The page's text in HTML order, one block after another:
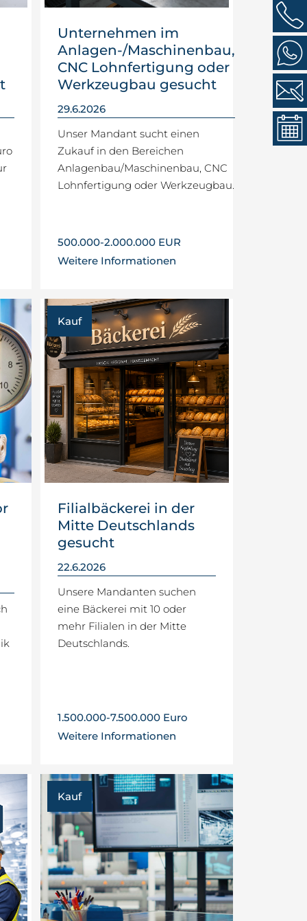
Unternehmen im
Anlagen-/Maschinenbau,
CNC Lohnfertigung oder
Werkzeugbau gesucht
29.6.2026
Unser Mandant sucht einen
Zukauf in den Bereichen
Anlagenbau/Maschinenbau, CNC
Lohnfertigung oder Werkzeugbau.
500.000-2.000.000 EUR
Weitere Informationen
Kauf
Filialbäckerei in der
Mitte Deutschlands
gesucht
22.6.2026
Unsere Mandanten suchen
eine Bäckerei mit 10 oder
mehr Filialen in der Mitte
Deutschlands.
1.500.000-7.500.000 Euro
Weitere Informationen
Kauf